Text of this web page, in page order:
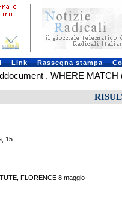
Link Rassegna stampa
. WHERE
15
FLORENCE 8 maggio